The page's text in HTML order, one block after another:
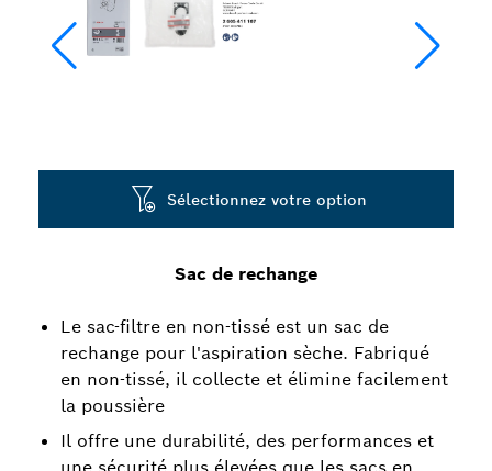
Sac de rechange
Le sac-filtre en non-tissé est un sac de
rechange pour l'aspiration sèche. Fabriqué
en non-tissé, il collecte et élimine facilement
la poussière
Il offre une durabilité, des performances et
Sélectionnez votre option